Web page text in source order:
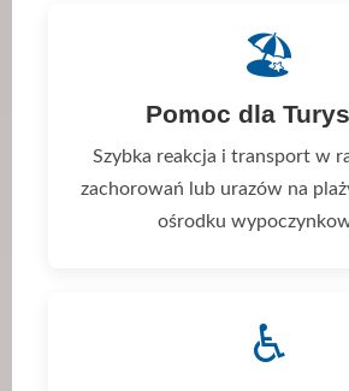
🏖️
Pomoc dla
Szybka reakcja i transport w
zachorowań lub urazów na
ośrodku
♿